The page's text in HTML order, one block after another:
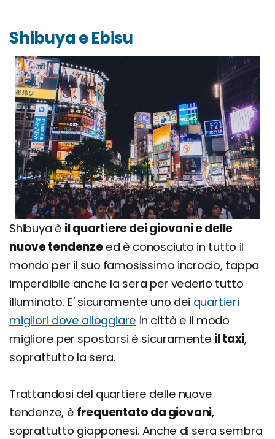
Shibuya e Ebisu
Shibuya è il quartiere dei giovani e delle
nuove tendenzeed è conosciuto in tutto il
mondo per il suo famosissimo incrocio, tappa
imperdibile anche la sera per vederlo tutto
illuminato. E' sicuramente uno dei quartieri
migliori dove alloggiare in città e il modo
migliore per spostarsi è sicuramente il taxi,
soprattutto la sera.
Trattandosi del quartiere delle nuove
tendenze, è frequentato da giovani,
soprattutto giapponesi. Anche di sera sembra